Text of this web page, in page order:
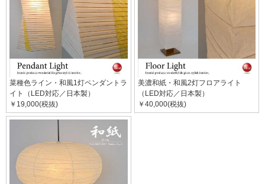
菜種色ライン・和風1灯ペンダントラ
イト（LED対応／日本製）
￥19,000(税抜)
美濃和紙・和風2灯フロアライト
（LED対応／日本製）
￥40,000(税抜)